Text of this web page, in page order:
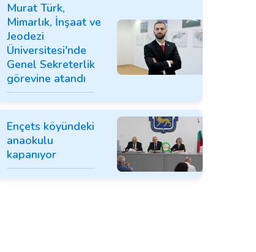
Murat Türk,
Mimarlık, İnşaat ve
Jeodezi
Üniversitesi'nde
Genel Sekreterlik
görevine atandı
Ençets köyündeki
anaokulu
kapanıyor